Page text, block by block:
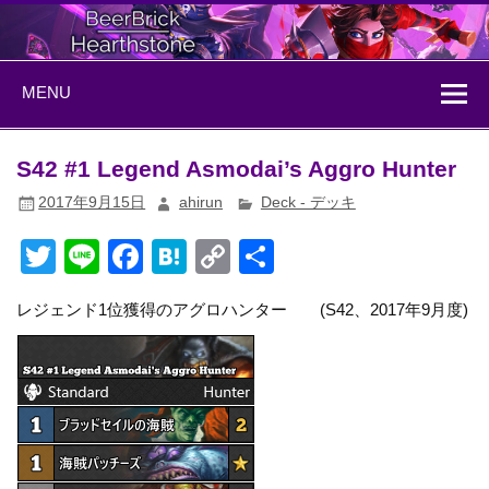
Skip
content
BeerBrick
Hearthstone
MENU
S42 #1 Legend Asmodai’s Aggro Hunter
2017年9月15日 ahirun Deck - デッキ
T
tt
er
Li
e
F
c
e
b
o
o
H
e
n
a
C
p
y
Li
n
k
レジェンド1位獲得のアグロハンター (S42、2017年9月度)